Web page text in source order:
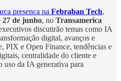
presença na Febraban Tech,
27 de junho, no Transamerica
discutirão temas como IA
digital, avanços e
PIX e Open Finance, tendências e
centralidade do cliente e
uso da IA generativa para